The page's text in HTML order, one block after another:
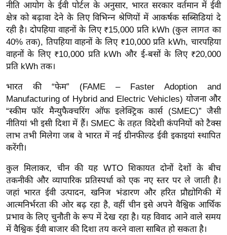
इं
डि
या
सा
हि
ज
ग
त
ऑ
टो
र्ल्ड
न्यू
ज
ब्री
फ
नीति आयोग के ईवी पोर्टल के अनुसार, भारत सरकार वर्तमान में ईवी
क्षेत्र को बढ़ावा देने के लिए विभिन्न श्रेणियों में आकर्षक सब्सिडियां दे
रही है। दोपहिया वाहनों के लिए ₹15,000 प्रति kWh (कुल लागत का
40% तक), तिपहिया वाहनों के लिए ₹10,000 प्रति kWh, चारपहिया
वाहनों के लिए ₹10,000 प्रति kWh और ई-बसों के लिए ₹20,000
प्रति kWh तक।
भारत की “फेम” (FAME – Faster Adoption and
Manufacturing of Hybrid and Electric Vehicles) योजना और
“स्कीम फॉर मैन्युफैक्चरिंग ऑफ इलेक्ट्रिक कार्स (SMEC)” जैसी
नीतियां भी इसी दिशा में हैं। SMEC के तहत विदेशी कंपनियों को टैक्स
लाभ तभी मिलेगा जब वे भारत में नई ग्रीनफील्ड ईवी इकाइयां स्थापित
करेंगी।
कुल मिलाकर, चीन की यह WTO शिकायत दोनों देशों के बीच
तकनीकी और व्यापारिक प्रतिस्पर्धा को एक नए स्तर पर ले जाती है।
जहां भारत ईवी उत्पादन, खनिज भंडारण और हरित प्रौद्योगिकी में
आत्मनिर्भरता की ओर बढ़ रहा है, वहीं चीन इसे अपने वैश्विक आर्थिक
प्रभाव के लिए चुनौती के रूप में देख रहा है। यह विवाद आने वाले समय
में वैश्विक ईवी बाजार की दिशा तय करने वाला साबित हो सकता है।